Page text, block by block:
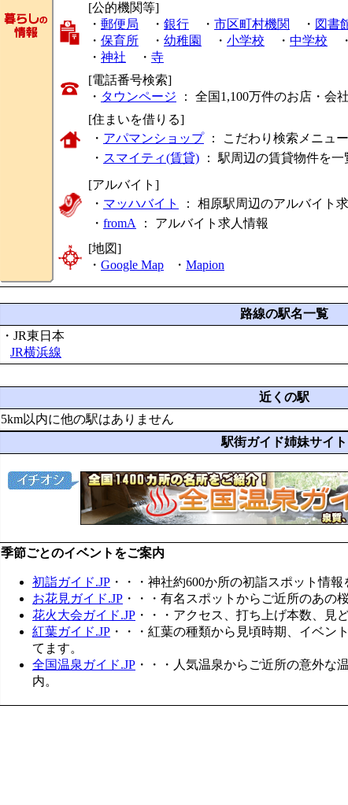
[公的機関等]
・ 郵便局 ・ 銀行 ・ 市区町村機関 ・ 図書
・ 保育所 ・ 幼稚園 ・ 小学校 ・ 中学校 ・
・ 神社 ・ 寺
[電話番号検索]
・ タウンページ ： 全国1,100万件のお店・会
[住まいを借りる]
・ アパマンショップ： こだわり検索メニュ
・ スマイティ(賃貸) ： 駅周辺の賃貸物件を一
[アルバイト]
・ マッハバイト
： 相原駅周辺のアルバイト
・ fromA ： アルバイト求人情報
[地図]
・ Google Map ・ Mapion
路線の駅名一覧
・JR東日本
JR横浜線
近くの駅
5km以内に他の駅はありません
駅街ガイド姉妹サイト
季節ごとのイベントをご案内
初詣ガイド.JP ・・・神社約600か所の初詣スポット情報
お花見ガイド.JP ・・・有名スポットからご近所のあの
花火大会ガイド.JP ・・・アクセス、打ち上げ本数、見
紅葉ガイド.JP ・・・紅葉の種類から見頃時期、イベン
てます。
全国温泉ガイド.JP ・・・人気温泉からご近所の意外な
内。